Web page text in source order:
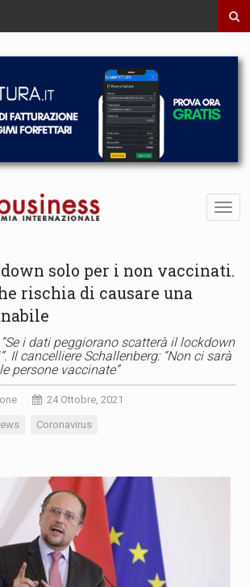
solo per i non vaccinati.
rischia di causare una
“Se i dati peggiorano scatterà il lockdown
Il cancelliere Schallenberg: “Non ci sarà
persone vaccinate”
24 Ottobre, 2021
Coronavirus